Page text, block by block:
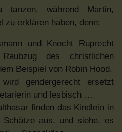
tanzen, während Martin,
zu erklären haben, denn:
und Knecht Ruprecht
des christlichen
Beispiel von Robin Hood.
gendergerecht ersetzt
und lesbisch …
finden das Kindlein in
aus, und siehe, es